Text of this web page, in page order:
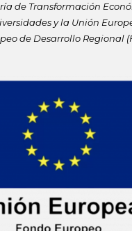
de Transformación
y la Unión
de Desarrollo Regional